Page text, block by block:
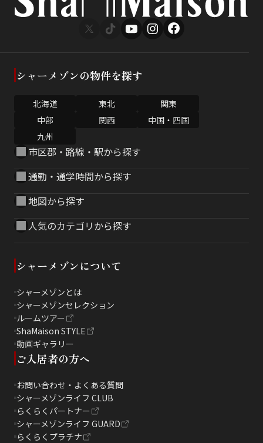
シャーメゾンの物件を探す
北海道 東北
関東
中部
関西
中国・四国
九州
市区郡・路線・駅から探す
通勤・通学時間から探す
地図から探す
人気のカテゴリから探す
シャーメゾンについて
シャーメゾンとは
シャーメゾンセレクション
ルームツアー
ShaMaison STYLE
動画ギャラリー
ご入居者の方へ
お問い合わせ・よくある質問
シャーメゾンライフ CLUB
らくらくパートナー
シャーメゾンライフ GUARD
らくらくプラチナ